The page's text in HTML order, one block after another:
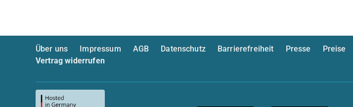
Über uns Impressum AGB Datenschutz Barrierefreiheit Presse Preise
Vertrag widerrufen